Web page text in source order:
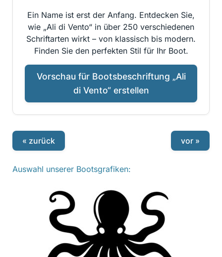
Ein Name ist erst der Anfang. Entdecken Sie,
wie „Ali di Vento“ in über 250 verschiedenen
Schriftarten wirkt – von klassisch bis modern.
Finden Sie den perfekten Stil für Ihr Boot.
Vorschau für Bootsbeschriftung „Ali
di Vento“ erstellen
« zurück vor »
Auswahl unserer Bootsgrafiken: